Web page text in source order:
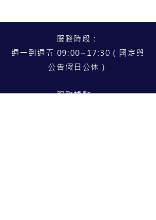
服務時段：
週一到週五 09:00~17:30（國定與
公告假日公休）
服務據點：